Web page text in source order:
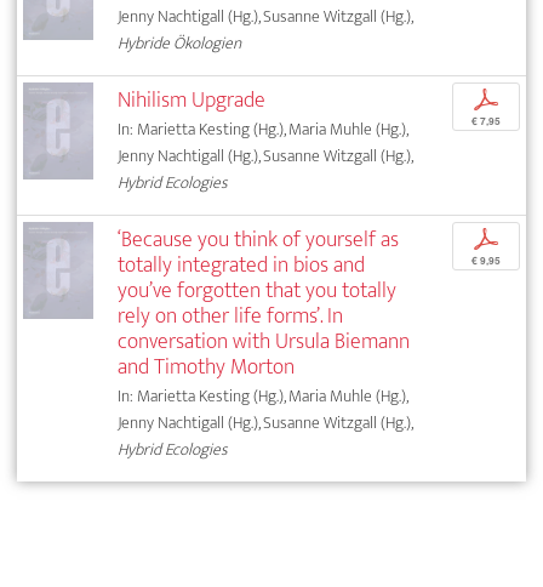
Jenny Nachtigall (Hg.), Susanne Witzgall (Hg.),
Hybride Ökologien
Nihilism Upgrade
In: Marietta Kesting (Hg.), Maria Muhle (Hg.),
Jenny Nachtigall (Hg.), Susanne Witzgall (Hg.),
Hybrid Ecologies
p
€ 7,95
‘Because you think of yourself as
totally integrated in bios and
you’ve forgotten that you totally
rely on other life forms’. In
conversation with Ursula Biemann
and Timothy Morton
In: Marietta Kesting (Hg.), Maria Muhle (Hg.),
Jenny Nachtigall (Hg.), Susanne Witzgall (Hg.),
Hybrid Ecologies
p
€ 9,95